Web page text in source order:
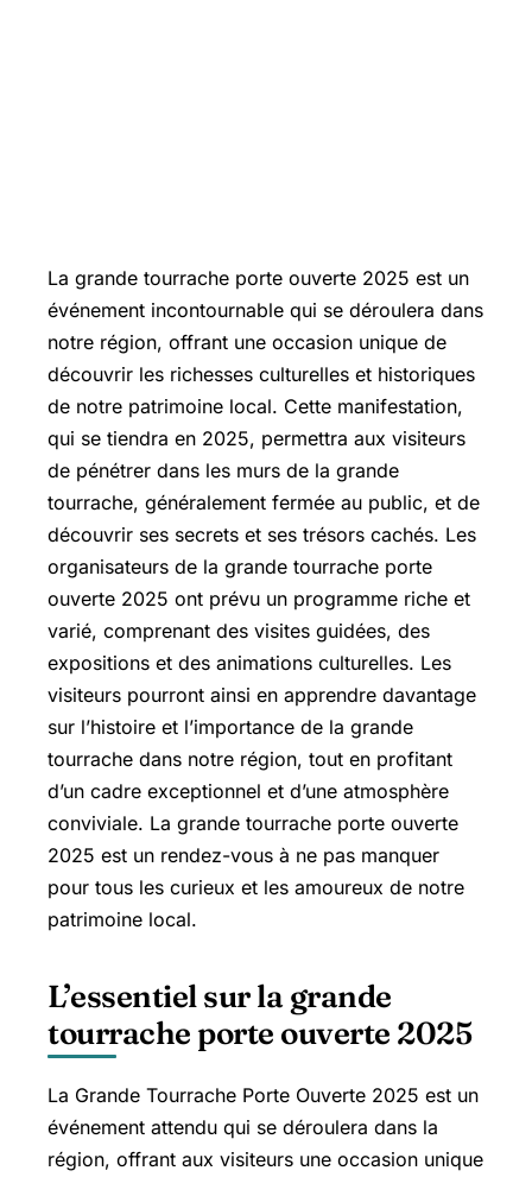
La grande tourrache porte ouverte 2025 est un
événement incontournable qui se déroulera dans
notre région, offrant une occasion unique de
découvrir les richesses culturelles et historiques
de notre patrimoine local. Cette manifestation,
qui se tiendra en 2025, permettra aux visiteurs
de pénétrer dans les murs de la grande
tourrache, généralement fermée au public, et de
découvrir ses secrets et ses trésors cachés. Les
organisateurs de la grande tourrache porte
ouverte 2025 ont prévu un programme riche et
varié, comprenant des visites guidées, des
expositions et des animations culturelles. Les
visiteurs pourront ainsi en apprendre davantage
sur l’histoire et l’importance de la grande
tourrache dans notre région, tout en profitant
d’un cadre exceptionnel et d’une atmosphère
conviviale. La grande tourrache porte ouverte
2025 est un rendez-vous à ne pas manquer
pour tous les curieux et les amoureux de notre
patrimoine local.
L’essentiel sur la grande
tourrache porte ouverte 2025
La Grande Tourrache Porte Ouverte 2025 est un
événement attendu qui se déroulera dans la
région, offrant aux visiteurs une occasion unique